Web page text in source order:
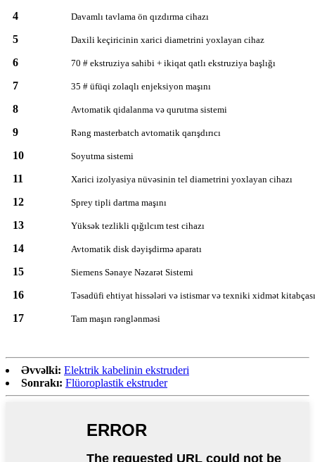
4 Davamlı tavlama ön qızdırma cihazı
5 Daxili keçiricinin xarici diametrini yoxlayan cihaz
6 70 # ekstruziya sahibi + ikiqat qatlı ekstruziya başlığı
7 35 # üfüqi zolaqlı enjeksiyon maşını
8 Avtomatik qidalanma və qurutma sistemi
9 Rəng masterbatch avtomatik qarışdırıcı
10 Soyutma sistemi
11 Xarici izolyasiya nüvəsinin tel diametrini yoxlayan cihazı
12 Sprey tipli dartma maşını
13 Yüksək tezlikli qığılcım test cihazı
14 Avtomatik disk dəyişdirmə aparatı
15 Siemens Sənaye Nəzarət Sistemi
16 Təsadüfi ehtiyat hissələri və istismar və texniki xidmət kitabçası
17 Tam maşın rənglənməsi
Əvvəlki: Elektrik kabelinin ekstruderi
Sonrakı: Flüoroplastik ekstruder